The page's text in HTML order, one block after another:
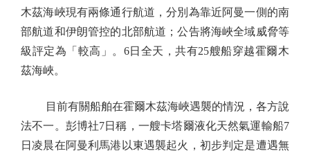
木茲海峽現有兩條通行航道，分別為靠近阿曼一側的南
部航道和伊朗管控的北部航道；公告將海峽全域威脅等
級評定為「較高」。6日全天，共有25艘船穿越霍爾木
茲海峽。
目前有關船舶在霍爾木茲海峽遇襲的情況，各方說
法不一。彭博社7日稱，一艘卡塔爾液化天然氣運輸船7
日凌晨在阿曼利馬港以東遇襲起火，初步判定是遭遇無